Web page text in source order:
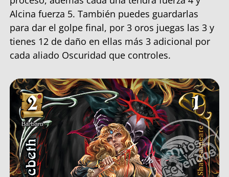
Alcina fuerza 5. También puedes guardarlas
para dar el golpe final, por 3 oros juegas las 3 y
tienes 12 de daño en ellas más 3 adicional por
cada aliado Oscuridad que controles.